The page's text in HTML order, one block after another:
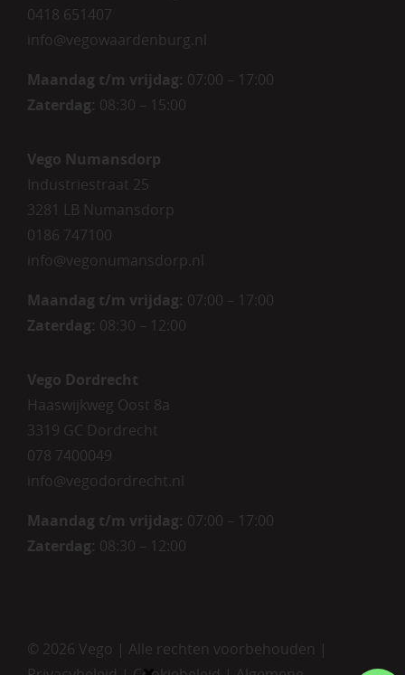
0418 651407
info@vegowaardenburg.nl
Maandag t/m vrijdag: 07:00 – 17:00
Zaterdag: 08:30 – 15:00
Vego Numansdorp
Industriestraat 25
3281 LB Numansdorp
0186 747100
info@vegonumansdorp.nl
Maandag t/m vrijdag: 07:00 – 17:00
Zaterdag: 08:30 – 12:00
Vego Dordrecht
Haaswijkweg Oost 8a
3319 GC Dordrecht
078 7400049
info@vegodordrecht.nl
Maandag t/m vrijdag: 07:00 – 17:00
Zaterdag: 08:30 – 12:00
© 2026 Vego | Alle rechten voorbehouden |